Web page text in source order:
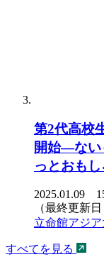
第2代高校
開始―ない
っとおも
2025.01.09
（最終更新日
立命館アジ
すべてを見る